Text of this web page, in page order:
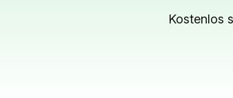
Kostenlos